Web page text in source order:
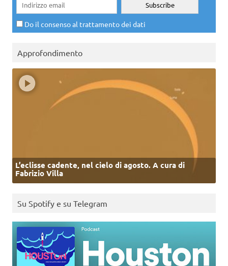
Do il consenso al trattamento dei dati
Approfondimento
L’eclisse cadente, nel cielo di agosto. A cura di
Fabrizio Villa
Su Spotify e su Telegram